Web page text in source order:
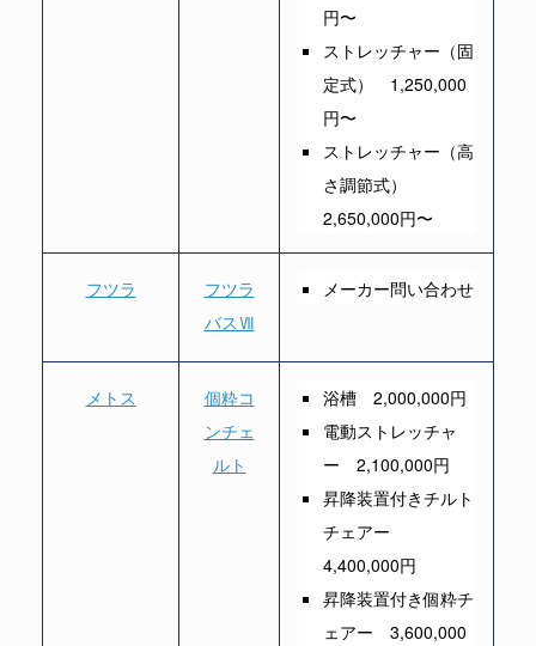
円〜
ストレッチャー（固
定式） 1,250,000
円〜
ストレッチャー（高
さ調節式）
2,650,000円〜
フツラ
フツラ
バスⅦ
メーカー問い合わせ
メトス
個粋コ
ンチェ
ルト
浴槽 2,000,000円
電動ストレッチャ
ー 2,100,000円
昇降装置付きチルト
チェアー
4,400,000円
昇降装置付き個粋チ
ェアー 3,600,000